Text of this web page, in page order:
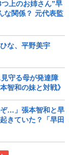
上のお姉さん”早
な関係？ 元代表監
な、平野美宇
守る母が発達障
智和の妹と対戦》
ぞ…」張本智和と早
きていた？「早田